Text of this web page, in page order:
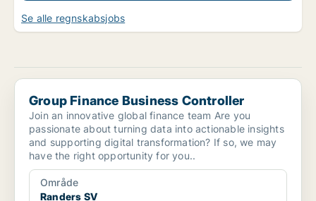
Se alle regnskabsjobs
Group Finance Business Controller
Group Finance Business Controller
Join an innovative global finance team Are you
passionate about turning data into actionable insights
and supporting digital transformation? If so, we may
have the right opportunity for you..
Område
Randers SV